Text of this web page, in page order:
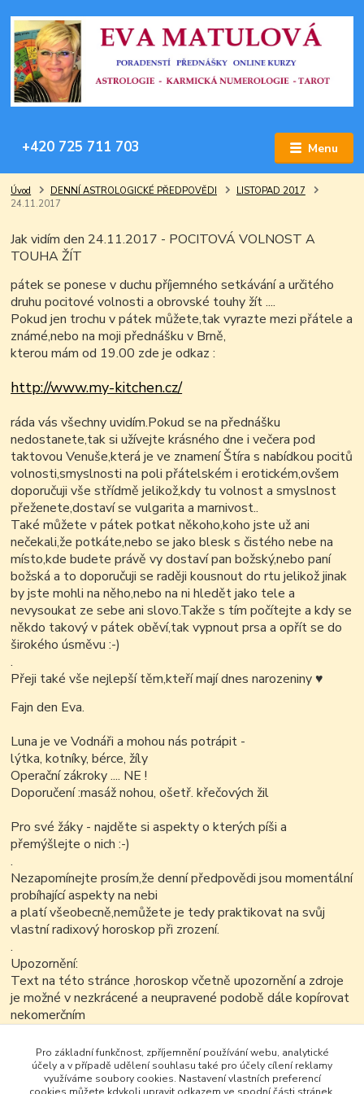
Menu
+420 725 711 703
Úvod DENNÍ ASTROLOGICKÉ PŘEDPOVĚDI
LISTOPAD 2017
24.11.2017
Jak vidím den 24.11.2017 - POCITOVÁ VOLNOST A
TOUHA ŽÍT
pátek se ponese v duchu příjemného setkávání a určitého
druhu pocitové volnosti a obrovské touhy žít ....
Pokud jen trochu v pátek můžete,tak vyrazte mezi přátele a
známé,nebo na moji přednášku v Brně,
kterou mám od 19.00 zde je odkaz :
http://www.my-kitchen.cz/
ráda vás všechny uvidím.Pokud se na přednášku
nedostanete,tak si užívejte krásného dne i večera pod
taktovou Venuše,která je ve znamení Štíra s nabídkou pocitů
volnosti,smyslnosti na poli přátelském i erotickém,ovšem
doporučuji vše střídmě jelikož,kdy tu volnost a smyslnost
přeženete,dostaví se vulgarita a marnivost..
Také můžete v pátek potkat někoho,koho jste už ani
nečekali,že potkáte,nebo se jako blesk s čistého nebe na
místo,kde budete právě vy dostaví pan božský,nebo paní
božská a to doporučuji se raději kousnout do rtu jelikož jinak
by jste mohli na něho,nebo na ni hledět jako tele a
nevysoukat ze sebe ani slovo.Takže s tím počítejte a kdy se
někdo takový v pátek oběví,tak vypnout prsa a opřít se do
širokého úsměvu :-)
.
Přeji také vše nejlepší těm,kteří mají dnes narozeniny♥
Fajn den Eva.
Luna je ve Vodnáři a mohou nás potrápit -
lýtka, kotníky, bérce, žíly
Operační zákroky .... NE !
Doporučení :masáž nohou, ošetř. křečových žil
Pro své žáky - najděte si aspekty o kterých píši a
přemýšlejte o nich :-)
.
Nezapomínejte prosím,že denní předpovědi jsou momentální
probíhající aspekty na nebi
a platí všeobecně,nemůžete je tedy praktikovat na svůj
vlastní radixový horoskop při zrození.
.
Upozornění:
Text na této stránce ,horoskop včetně upozornění a zdroje
je možné v nezkrácené a neupravené podobě dále kopírovat
nekomerčním
Pro základní funkčnost, zpříjemnění používání webu, analytické
účely a v případě udělení souhlasu také pro účely cílení reklamy
využíváme soubory cookies. Nastavení vlastních preferencí
cookies můžete kdykoli upravit odkazem ve spodní části stránek.